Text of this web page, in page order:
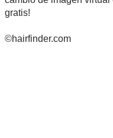
gratis!
©hairfinder.com